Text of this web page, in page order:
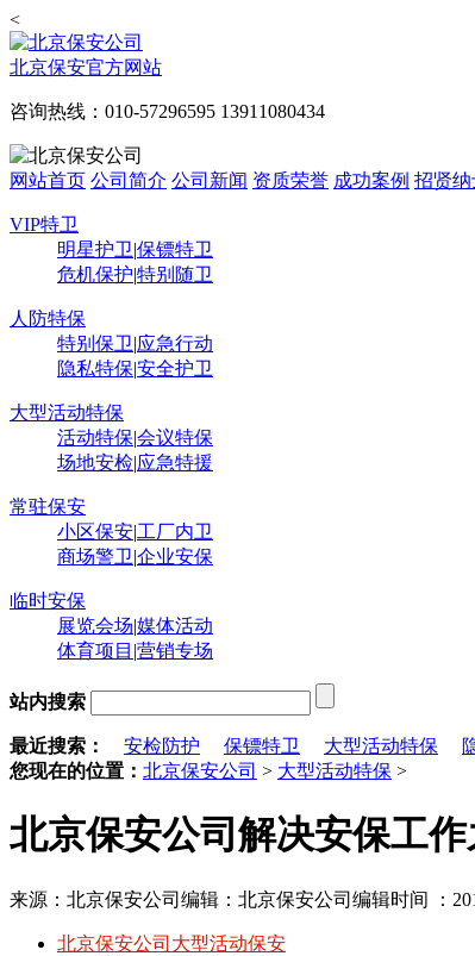
<
北京保安官方网站
咨询热线：010-57296595 13911080434
网站首页 公司简介 公司新闻 资质荣誉 成功案例 招贤纳
VIP特卫
明星护卫|保镖特卫
危机保护|特别随卫
人防特保
特别保卫|应急行动
隐私特保|安全护卫
大型活动特保
活动特保|会议特保
场地安检|应急特援
常驻保安
小区保安|工厂内卫
商场警卫|企业安保
临时安保
展览会场|媒体活动
体育项目 |营销专场
站内搜索
最近搜索： 安检防护 保镖特卫 大型活动特保
您现在的位置： 北京保安公司 > 大型活动特保 >
北京保安公司解决安保工
来源：北京保安公司 编辑：北京保安公司编辑时间 ：
北京保安公司大型活动保安